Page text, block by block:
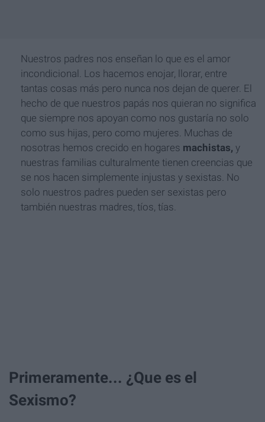
Nuestros padres nos enseñan lo que es el amor
incondicional. Los hacemos enojar, llorar, entre
tantas cosas más pero nunca nos dejan de querer. El
hecho de que nuestros papás nos quieran no significa
que siempre nos apoyan como nos gustaría no solo
como sus hijas, pero como mujeres. Muchas de
nosotras hemos crecido en hogares machistas, y
nuestras familias culturalmente tienen creencias que
se nos hacen simplemente injustas y sexistas. No
solo nuestros padres pueden ser sexistas pero
también nuestras madres, tíos, tías.
Primeramente... ¿Que es el
Sexismo?